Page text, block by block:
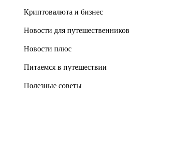
Криптовалюта и бизнес
Новости для путешественников
Новости плюс
Питаемся в путешествии
Полезные советы